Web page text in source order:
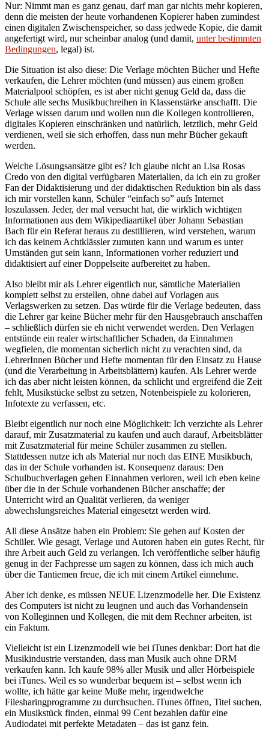
Nur: Nimmt man es ganz genau, darf man gar nichts mehr kopieren,
denn die meisten der heute vorhandenen Kopierer haben zumindest
einen digitalen Zwischenspeicher, so dass jedwede Kopie, die damit
angefertigt wird, nur scheinbar analog (und damit, unter bestimmten
Bedingungen, legal) ist.
Die Situation ist also diese: Die Verlage möchten Bücher und Hefte
verkaufen, die Lehrer möchten (und müssen) aus einem großen
Materialpool schöpfen, es ist aber nicht genug Geld da, dass die
Schule alle sechs Musikbuchreihen in Klassenstärke anschafft. Die
Verlage wissen darum und wollen nun die Kollegen kontrollieren,
digitales Kopieren einschränken und natürlich, letztlich, mehr Geld
verdienen, weil sie sich erhoffen, dass nun mehr Bücher gekauft
werden.
Welche Lösungsansätze gibt es? Ich glaube nicht an Lisa Rosas
Credo von den digital verfügbaren Materialien, da ich ein zu großer
Fan der Didaktisierung und der didaktischen Reduktion bin als dass
ich mir vorstellen kann, Schüler “einfach so” aufs Internet
loszulassen. Jeder, der mal versucht hat, die wirklich wichtigen
Informationen aus dem Wikipediaartikel über Johann Sebastian
Bach für ein Referat heraus zu destillieren, wird verstehen, warum
ich das keinem Achtklässler zumuten kann und warum es unter
Umständen gut sein kann, Informationen vorher reduziert und
didaktisiert auf einer Doppelseite aufbereitet zu haben.
Also bleibt mir als Lehrer eigentlich nur, sämtliche Materialien
komplett selbst zu erstellen, ohne dabei auf Vorlagen aus
Verlagswerken zu setzen. Das würde für die Verlage bedeuten, dass
die Lehrer gar keine Bücher mehr für den Hausgebrauch anschaffen
– schließlich dürfen sie eh nicht verwendet werden. Den Verlagen
entstünde ein realer wirtschaftlicher Schaden, da Einnahmen
wegfielen, die momentan sicherlich nicht zu verachten sind, da
LehrerInnen Bücher und Hefte momentan für den Einsatz zu Hause
(und die Verarbeitung in Arbeitsblättern) kaufen. Als Lehrer werde
ich das aber nicht leisten können, da schlicht und ergreifend die Zeit
fehlt, Musikstücke selbst zu setzen, Notenbeispiele zu kolorieren,
Infotexte zu verfassen, etc.
Bleibt eigentlich nur noch eine Möglichkeit: Ich verzichte als Lehrer
darauf, mir Zusatzmaterial zu kaufen und auch darauf, Arbeitsblätter
mit Zusatzmaterial für meine Schüler zusammen zu stellen.
Stattdessen nutze ich als Material nur noch das EINE Musikbuch,
das in der Schule vorhanden ist. Konsequenz daraus: Den
Schulbuchverlagen gehen Einnahmen verloren, weil ich eben keine
über die in der Schule vorhandenen Bücher anschaffe; der
Unterricht wird an Qualität verlieren, da weniger
abwechslungsreiches Material eingesetzt werden wird.
All diese Ansätze haben ein Problem: Sie gehen auf Kosten der
Schüler. Wie gesagt, Verlage und Autoren haben ein gutes Recht, für
ihre Arbeit auch Geld zu verlangen. Ich veröffentliche selber häufig
genug in der Fachpresse um sagen zu können, dass ich mich auch
über die Tantiemen freue, die ich mit einem Artikel einnehme.
Aber ich denke, es müssen NEUE Lizenzmodelle her. Die Existenz
des Computers ist nicht zu leugnen und auch das Vorhandensein
von Kolleginnen und Kollegen, die mit dem Rechner arbeiten, ist
ein Faktum.
Vielleicht ist ein Lizenzmodell wie bei iTunes denkbar: Dort hat die
Musikindustrie verstanden, dass man Musik auch ohne DRM
verkaufen kann. Ich kaufe 98% aller Musik und aller Hörbeispiele
bei iTunes. Weil es so wunderbar bequem ist – selbst wenn ich
wollte, ich hätte gar keine Muße mehr, irgendwelche
Filesharingprogramme zu durchsuchen. iTunes öffnen, Titel suchen,
ein Musikstück finden, einmal 99 Cent bezahlen dafür eine
Audiodatei mit perfekte Metadaten – das ist ganz fein.